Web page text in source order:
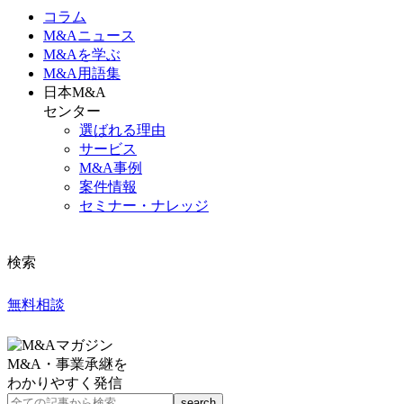
コラム
M&Aニュース
M&Aを学ぶ
M&A 用語集
日本M&A
センター
選ばれる理由
サービス
M&A事例
案件情報
セミナー・ナレッジ
検索
無料相談
M&A・事業承継を
わかりやすく発信